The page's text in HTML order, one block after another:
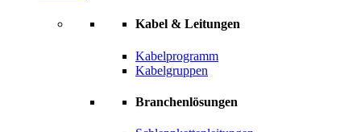
Kabel & Leitungen
Kabelprogramm
Kabelgruppen
Branchenlösungen